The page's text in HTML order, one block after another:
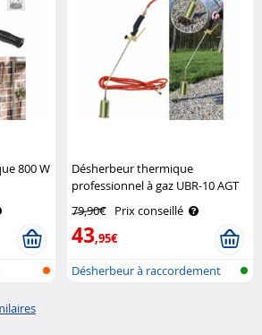
800 W
Désherbeur thermique
professionnel à gaz UBR-10 AGT
79,90€ Prix conseillé
43,95€
Désherbeur à raccordement